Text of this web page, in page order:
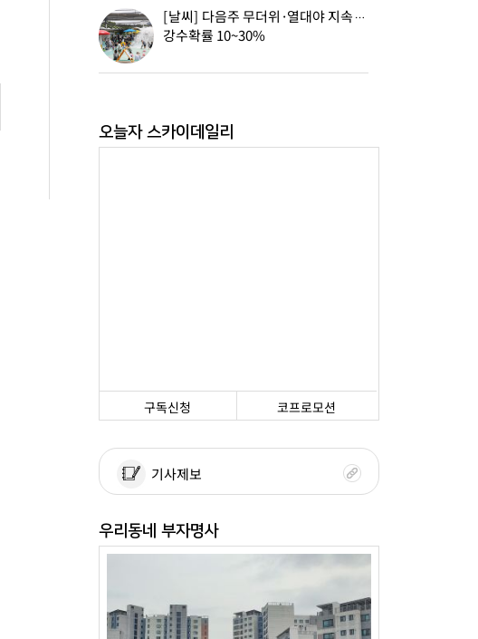
[날씨] 다음주 무더위·열대야 지속…
강수확률 10~30%
오늘자 스카이데일리
구독신청 코프로모션
기사제보
우리동네 부자명사